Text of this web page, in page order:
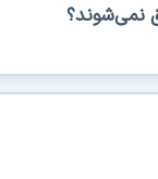
نمی‌شوند؟